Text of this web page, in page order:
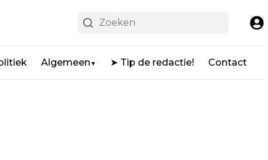
Algemeen ▼ ➤ Tip de redactie! Contact